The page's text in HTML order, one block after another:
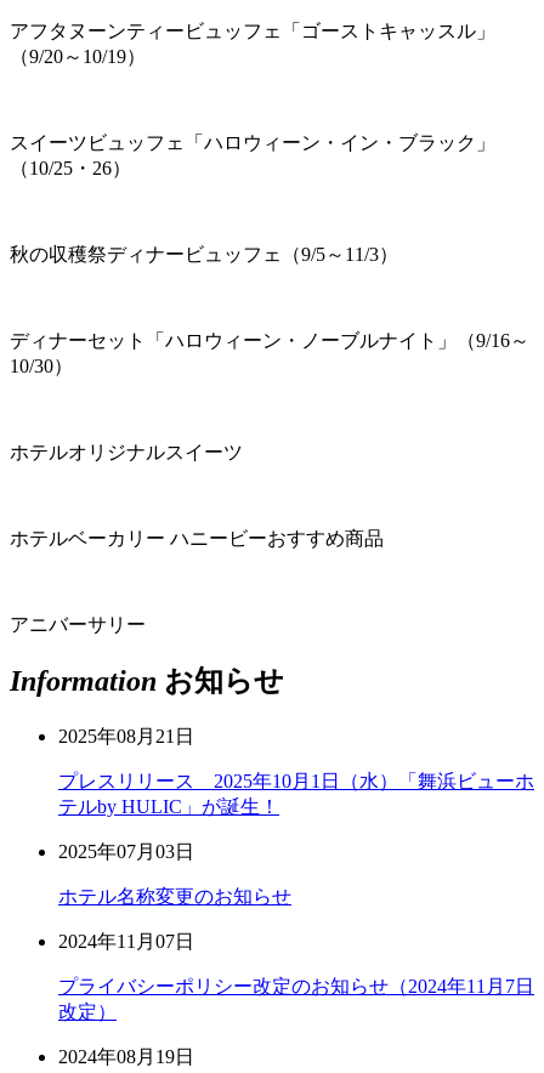
アフタヌーンティービュッフェ「ゴーストキャッスル」
（9/20～10/19）
スイーツビュッフェ「ハロウィーン・イン・ブラック」
（10/25・26）
秋の収穫祭ディナービュッフェ（9/5～11/3）
ディナーセット「ハロウィーン・ノーブルナイト」（9/16～
10/30）
ホテルオリジナルスイーツ
ホテルベーカリー ハニービーおすすめ商品
アニバーサリー
Information お知らせ
2025年08月21日
プレスリリース 2025年10月1日（水）「舞浜ビューホ
テルby HULIC」が誕生！
2025年07月03日
ホテル名称変更のお知らせ
2024年11月07日
プライバシーポリシー改定のお知らせ（2024年11月7日
改定）
2024年08月19日